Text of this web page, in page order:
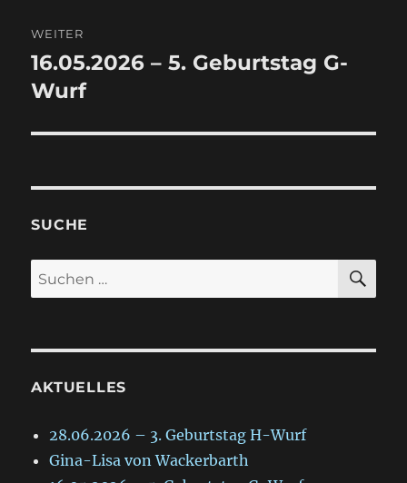
WEITER
Nächster
Beitrag:
16.05.2026 – 5. Geburtstag G-
Wurf
SUCHE
Suche
nach:
AKTUELLES
28.06.2026 – 3. Geburtstag H-Wurf
Gina-Lisa von Wackerbarth